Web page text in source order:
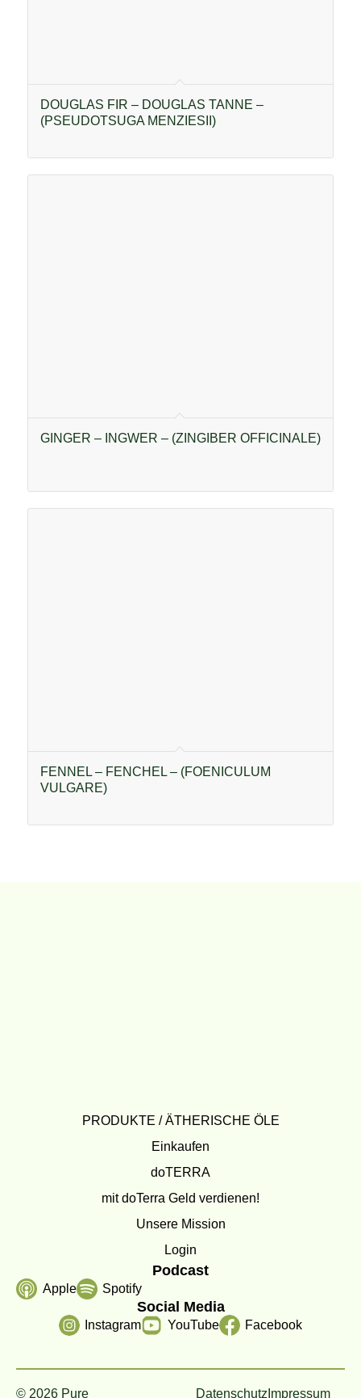
DOUGLAS FIR – DOUGLAS TANNE –
(PSEUDOTSUGA MENZIESII)
GINGER – INGWER – (ZINGIBER OFFICINALE)
FENNEL – FENCHEL – (FOENICULUM
VULGARE)
PRODUKTE / ÄTHERISCHE ÖLE
Einkaufen
doTERRA
mit doTerra Geld verdienen!
Unsere Mission
Login
Podcast
Apple Spotify
Social Media
Instagram YouTube Facebook
© 2026 Pure Datenschutz Impressum